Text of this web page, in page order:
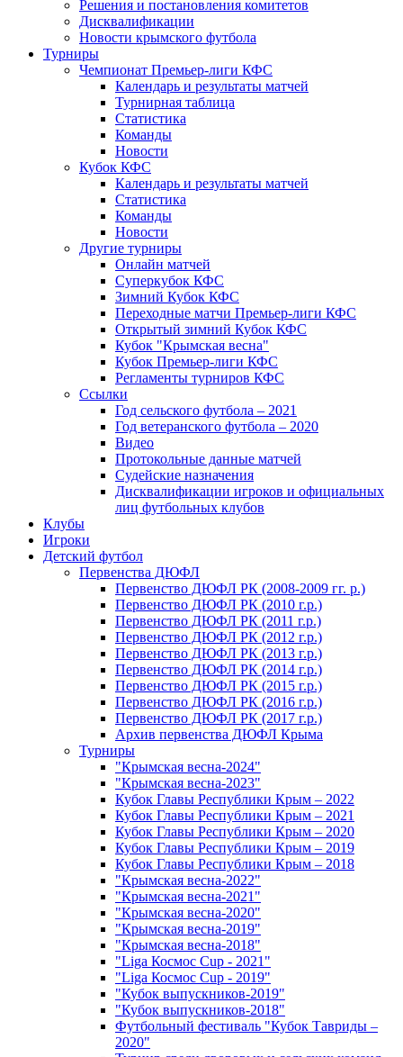
Решения и постановления комитетов
Дисквалификации
Новости крымского футбола
Турниры
Чемпионат Премьер-лиги КФС
Календарь и результаты матчей
Турнирная таблица
Статистика
Команды
Новости
Кубок КФС
Календарь и результаты матчей
Статистика
Команды
Новости
Другие турниры
Онлайн матчей
Суперкубок КФС
Зимний Кубок КФС
Переходные матчи Премьер-лиги КФС
Открытый зимний Кубок КФС
Кубок "Крымская весна"
Кубок Премьер-лиги КФС
Регламенты турниров КФС
Ссылки
Год сельского футбола – 2021
Год ветеранского футбола – 2020
Видео
Протокольные данные матчей
Судейские назначения
Дисквалификации игроков и официальных
лиц футбольных клубов
Клубы
Игроки
Детский футбол
Первенства ДЮФЛ
Первенство ДЮФЛ РК (2008-2009 гг. р.)
Первенство ДЮФЛ РК (2010 г.р.)
Первенство ДЮФЛ РК (2011 г.р.)
Первенство ДЮФЛ РК (2012 г.р.)
Первенство ДЮФЛ РК (2013 г.р.)
Первенство ДЮФЛ РК (2014 г.р.)
Первенство ДЮФЛ РК (2015 г.р.)
Первенство ДЮФЛ РК (2016 г.р.)
Первенство ДЮФЛ РК (2017 г.р.)
Архив первенства ДЮФЛ Крыма
Турниры
"Крымская весна-2024"
"Крымская весна-2023"
Кубок Главы Республики Крым – 2022
Кубок Главы Республики Крым – 2021
Кубок Главы Республики Крым – 2020
Кубок Главы Республики Крым – 2019
Кубок Главы Республики Крым – 2018
"Крымская весна-2022"
"Крымская весна-2021"
"Крымская весна-2020"
"Крымская весна-2019"
"Крымская весна-2018"
"Liga Космос Cup - 2021"
"Liga Космос Cup - 2019"
"Кубок выпускников-2019"
"Кубок выпускников-2018"
Футбольный фестиваль "Кубок Тавриды –
2020"